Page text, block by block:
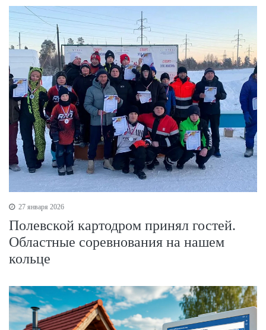
27 января 2026
Полевской картодром принял гостей.
Областные соревнования на нашем
кольце